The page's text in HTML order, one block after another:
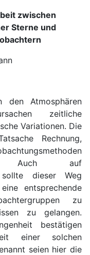
zwischen
Sterne und
den Atmosphären
zeitliche
Variationen. Die
Rechnung,
Auch auf
sollte dieser Weg
entsprechende
zu
zu gelangen.
bestätigen
einer solchen
seien hier die